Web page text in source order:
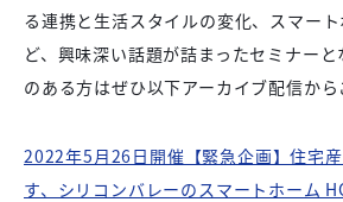
る連携と生活スタイルの変化、スマー
ど、興味深い話題が詰まったセミナー
のある方はぜひ以下アーカイブ配信から
2022年5月26日開催【緊急企画】住宅
す、シリコンバレーのスマートホーム